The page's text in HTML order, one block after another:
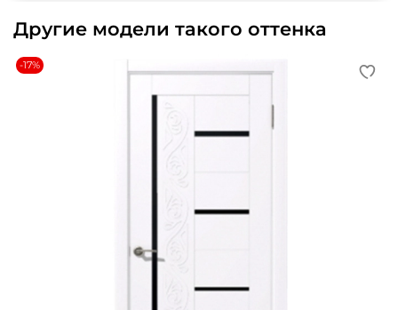
Другие модели такого оттенка
-17%